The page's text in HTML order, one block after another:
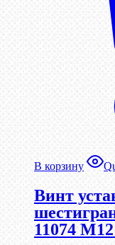
В корзину
Винт
11074